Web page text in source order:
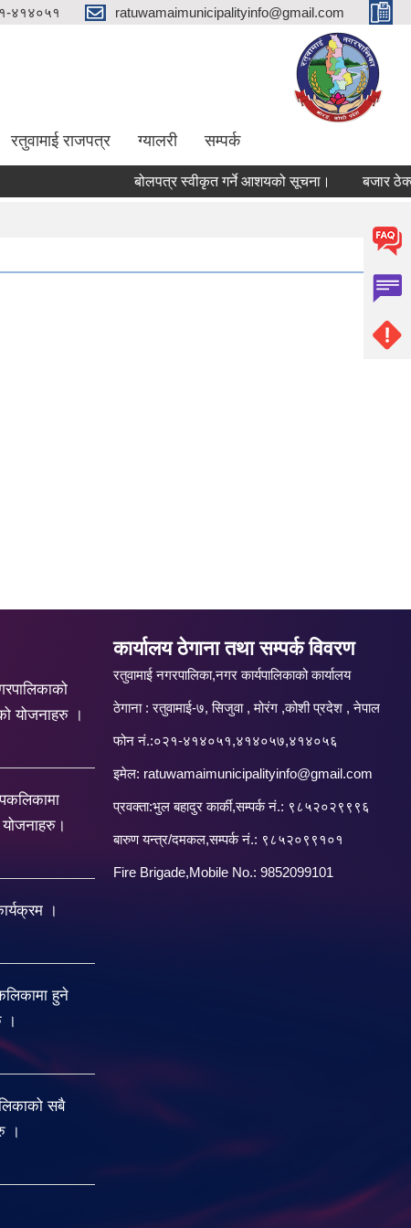
४१४०५१ ratuwamaimunicipalityinfo@gmail.com
रतुवामाई राजपत्र ग्यालरी सम्पर्क
बोलपत्र स्वीकृत गर्ने आशयको सूचना। बजार ठेक्का
योजनाहरु ।
।
हुने
।
सबै
।
कार्यालय ठेगाना तथा सम्पर्क विवरण
रतुवामाई नगरपालिका,नगर कार्यपालिकाको कार्यालय
ठेगाना : रतुवामाई-७, सिजुवा , मोरंग ,कोशी प्रदेश , नेपाल
फोन नं.:०२१-४१४०५१,४१४०५७,४१४०५६
इमेल: ratuwamaimunicipalityinfo@gmail.com
प्रवक्ता:भुल बहादुर कार्की,सम्पर्क नं.: ९८५२०२९९९६
बारु‌ण यन्त्र/दमकल,सम्पर्क नं.: ९८५२०९९१०१
Fire Brigade,Mobile No.: 9852099101